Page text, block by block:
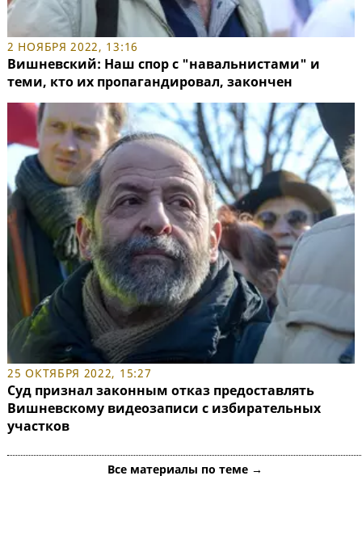
2 НОЯБРЯ 2022, 13:16
Вишневский: Наш спор с "навальнистами" и
теми, кто их пропагандировал, закончен
25 ОКТЯБРЯ 2022, 15:27
Суд признал законным отказ предоставлять
Вишневскому видеозаписи с избирательных
участков
Все материалы по теме →